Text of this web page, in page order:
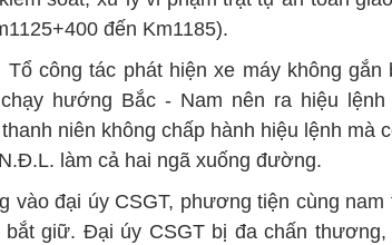
đến Km1185).
Tổ công tác phát hiện xe máy không gắn
hướng Bắc - Nam nên ra hiệu
niên không chấp hành hiệu lệnh mà
làm cả hai ngã xuống đường.
vào đại úy CSGT, phương tiện cùng
bắt giữ. Đại úy CSGT bị đa chấn